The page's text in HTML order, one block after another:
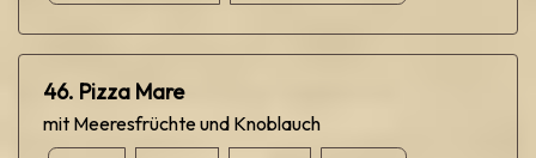
46. Pizza Mare
mit Meeresfrüchte und Knoblauch